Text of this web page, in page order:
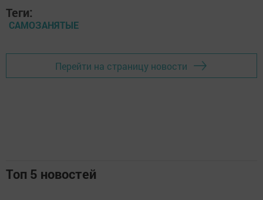
Теги:
САМОЗАНЯТЫЕ
Перейти на страницу новости
Топ 5 новостей